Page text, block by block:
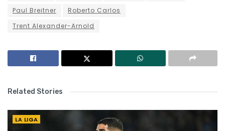
Paul Breitner
Roberto Carlos
Trent Alexander-Arnold
Related Stories
LA LIGA